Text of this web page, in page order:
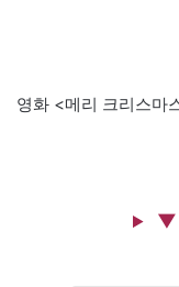
영화 <메리 크리스마
▼